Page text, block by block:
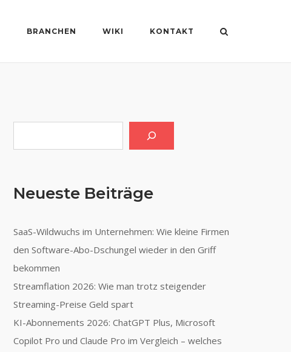
BRANCHEN WIKI KONTAKT
Neueste Beiträge
SaaS-Wildwuchs im Unternehmen: Wie kleine Firmen
den Software-Abo-Dschungel wieder in den Griff
bekommen
Streamflation 2026: Wie man trotz steigender
Streaming-Preise Geld spart
KI-Abonnements 2026: ChatGPT Plus, Microsoft
Copilot Pro und Claude Pro im Vergleich – welches